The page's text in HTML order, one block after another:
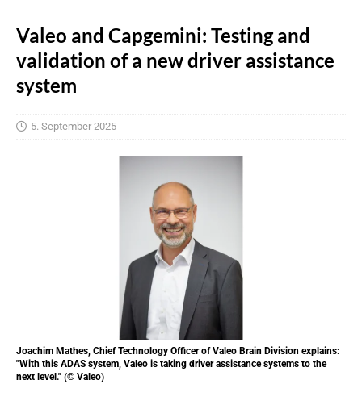
Valeo and Capgemini: Testing and
validation of a new driver assistance
system
5. September 2025
Joachim Mathes, Chief Technology Officer of Valeo Brain Division explains:
"With this ADAS system, Valeo is taking driver assistance systems to the
next level." (© Valeo)